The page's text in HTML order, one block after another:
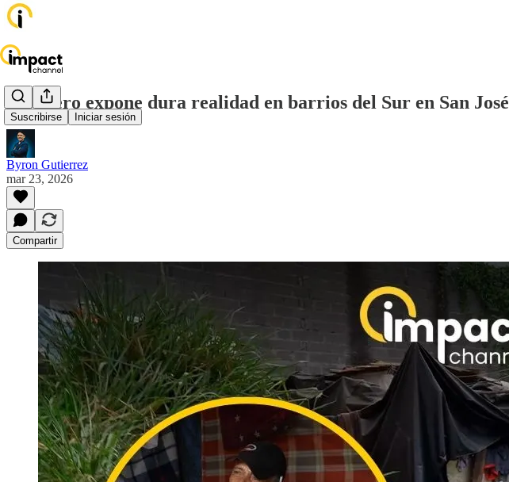
Suscribirse Iniciar sesión
Bloguero expone dura realidad en barrios del Sur en San José
Byron Gutierrez
mar 23, 2026
Compartir